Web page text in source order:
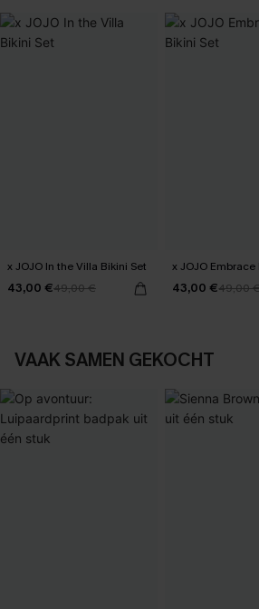
x JOJO In the Villa Bikini Set
43,00 €49,00 €
x JOJO Embrace
43,00 €49,00
VAAK SAMEN GEKOCHT